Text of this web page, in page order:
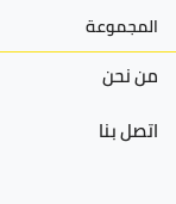
المجموعة
من نحن
اتصل بنا